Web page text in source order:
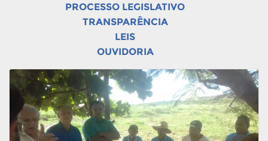
PROCESSO LEGISLATIVO
TRANSPARÊNCIA
LEIS
OUVIDORIA